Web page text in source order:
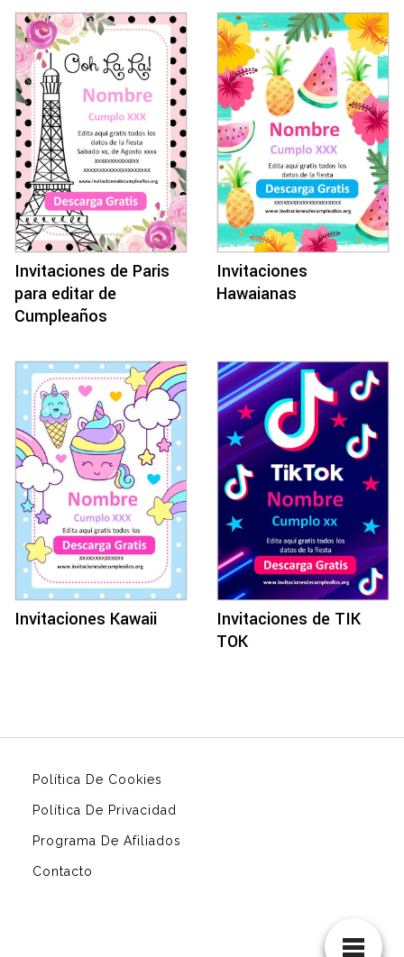
Invitaciones de Paris
para editar de
Cumpleaños
Invitaciones
Hawaianas
Invitaciones Kawaii
Invitaciones de TIK
TOK
Política De Cookies
Política De Privacidad
Programa De Afiliados
Contacto